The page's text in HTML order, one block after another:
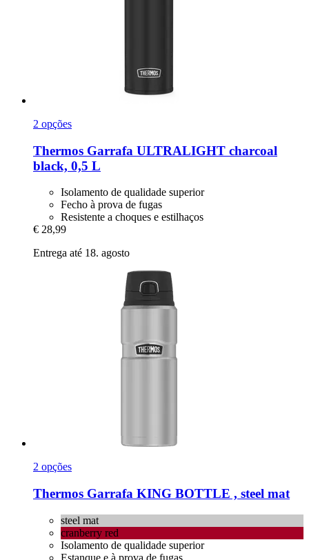
2 opções
Thermos Garrafa ULTRALIGHT charcoal
black, 0,5 L
Isolamento de qualidade superior
Fecho à prova de fugas
Resistente a choques e estilhaços
€ 28,99
Entrega até 18. agosto
2 opções
Thermos Garrafa KING BOTTLE , steel mat
steel mat
cranberry red
Isolamento de qualidade superior
Estanque e à prova de fugas